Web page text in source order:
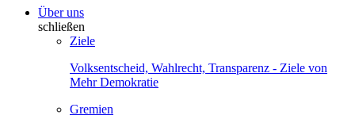
Über uns
schließen
Ziele
Volksentscheid, Wahlrecht, Transparenz - Ziele von
Mehr Demokratie
Gremien